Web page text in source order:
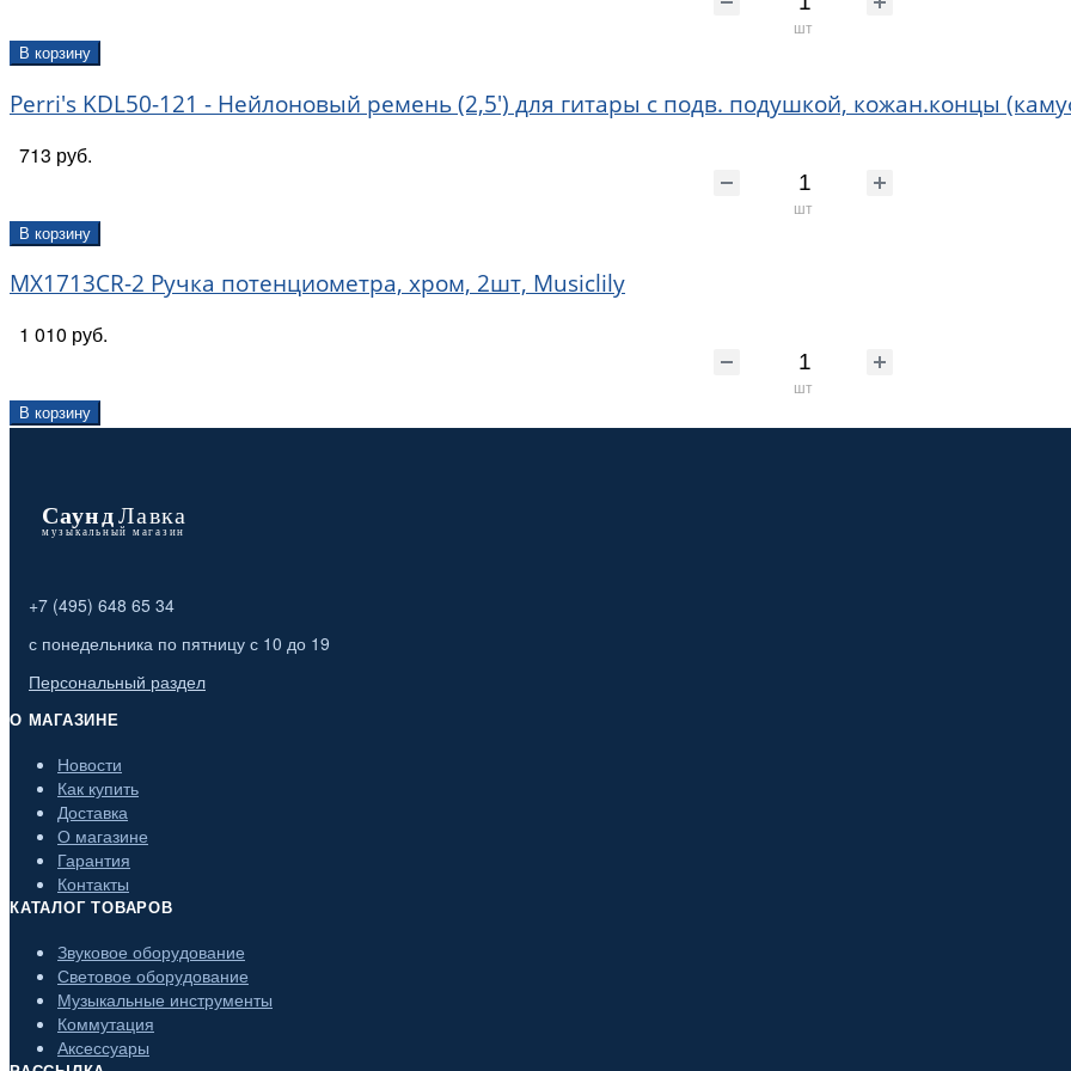
шт
В корзину
Perri's KDL50-121 - Нейлоновый ремень (2,5') для гитары с подв. подушкой, кожан.концы
713 руб.
шт
В корзину
MX1713CR-2 Ручка потенциометра, хром, 2шт, Musiclily
1 010 руб.
шт
В корзину
+7 (495) 648 65 34
с понедельника по пятницу с 10 до 19
Персональный раздел
О МАГАЗИНЕ
Новости
Как купить
Доставка
О магазине
Гарантия
Контакты
КАТАЛОГ ТОВАРОВ
Звуковое оборудование
Световое оборудование
Музыкальные инструменты
Коммутация
Аксессуары